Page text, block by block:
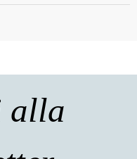
alla